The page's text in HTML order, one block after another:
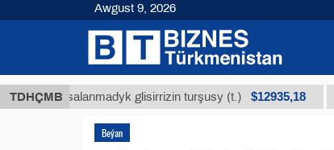
TDHÇMB glisirrizin turşusy (t.) $12935,18 Az
Beýan
Awgust 9, 2026